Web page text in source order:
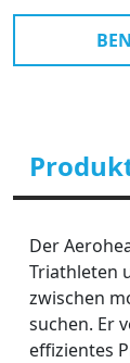
Der
Triathleten
zwischen
suchen. Er
effizientes